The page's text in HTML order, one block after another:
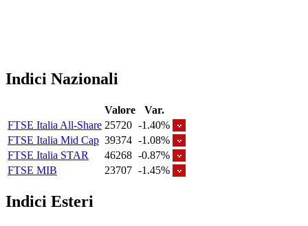
Indici Nazionali
Valore
Var.
FTSE Italia All-Share 25720 -1.40%
FTSE Italia Mid Cap 39374 -1.08%
FTSE Italia STAR
46268 -0.87%
FTSE MIB
23707 -1.45%
Indici Esteri